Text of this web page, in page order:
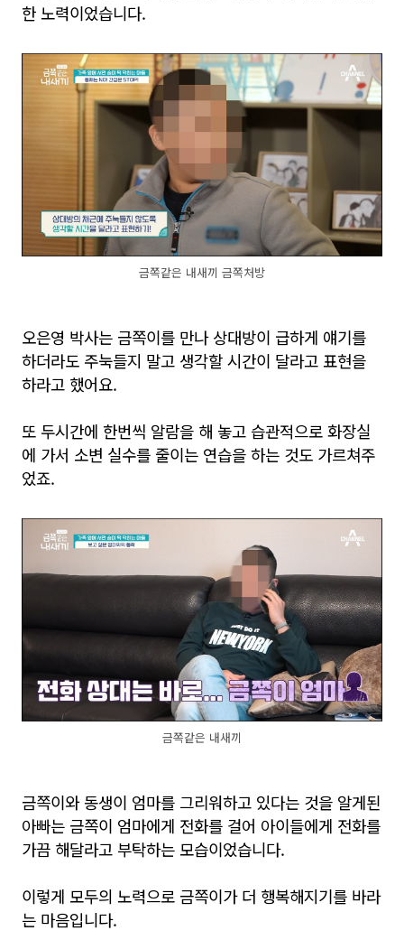
한 노력이었습니다.
금쪽같은 내새끼 금쪽처방
오은영 박사는 금쪽이를 만나 상대방이 급하게 얘기를
하더라도 주눅들지 말고 생각할 시간이 달라고 표현을
하라고 했어요.
또 두시간에 한번씩 알람을 해 놓고 습관적으로 화장실
에 가서 소변 실수를 줄이는 연습을 하는 것도 가르쳐주
었죠.
금쪽같은 내새끼
금쪽이와 동생이 엄마를 그리워하고 있다는 것을 알게된
아빠는 금쪽이 엄마에게 전화를 걸어 아이들에게 전화를
가끔 해달라고 부탁하는 모습이었습니다.
이렇게 모두의 노력으로 금쪽이가 더 행복해지기를 바라
는 마음입니다.